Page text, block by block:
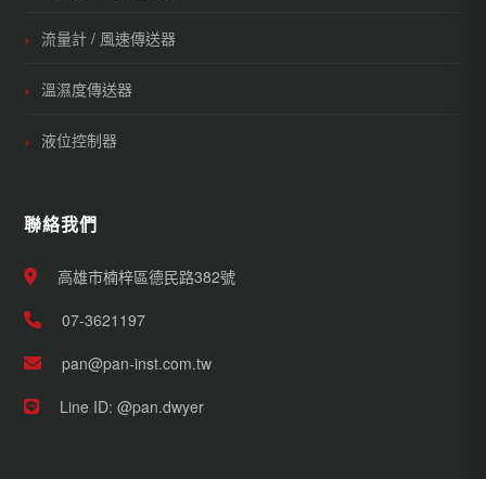
流量計 / 風速傳送器
溫濕度傳送器
液位控制器
聯絡我們
高雄市楠梓區德民路382號
07-3621197
pan@pan-inst.com.tw
Line ID: @pan.dwyer